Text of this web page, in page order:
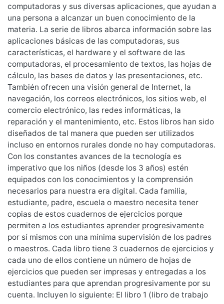
computadoras y sus diversas aplicaciones, que ayudan a
una persona a alcanzar un buen conocimiento de la
materia. La serie de libros abarca información sobre las
aplicaciones básicas de las computadoras, sus
características, el hardware y el software de las
computadoras, el procesamiento de textos, las hojas de
cálculo, las bases de datos y las presentaciones, etc.
También ofrecen una visión general de Internet, la
navegación, los correos electrónicos, los sitios web, el
comercio electrónico, las redes informáticas, la
reparación y el mantenimiento, etc. Estos libros han sido
diseñados de tal manera que pueden ser utilizados
incluso en entornos rurales donde no hay computadoras.
Con los constantes avances de la tecnología es
imperativo que los niños (desde los 3 años) estén
equipados con los conocimientos y la comprensión
necesarios para nuestra era digital. Cada familia,
estudiante, padre, escuela o maestro necesita tener
copias de estos cuadernos de ejercicios porque
permiten a los estudiantes aprender progresivamente
por sí mismos con una mínima supervisión de los padres
o maestros. Cada libro tiene 3 cuadernos de ejercicios y
cada uno de ellos contiene un número de hojas de
ejercicios que pueden ser impresas y entregadas a los
estudiantes para que aprendan progresivamente por su
cuenta. Incluyen lo siguiente: El libro 1 (libro de trabajo